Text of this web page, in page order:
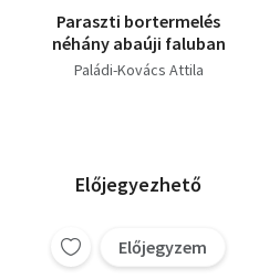
Paraszti bortermelés
néhány abaúji faluban
Paládi-Kovács Attila
Előjegyezhető
Előjegyzem